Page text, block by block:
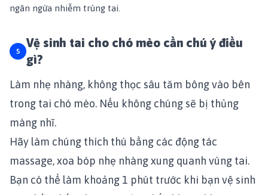
ngăn ngừa nhiễm trùng tai.
Vệ sinh tai cho chó mèo cần chú ý điều
gì?
Làm nhẹ nhàng, không thọc sâu tăm bông vào bên
trong tai chó mèo. Nếu không chúng sẽ bị thủng
màng nhĩ.
Hãy làm chúng thích thú bằng các động tác
massage, xoa bóp nhẹ nhàng xung quanh vùng tai.
Bạn có thể làm khoảng 1 phút trước khi bạn vệ sinh